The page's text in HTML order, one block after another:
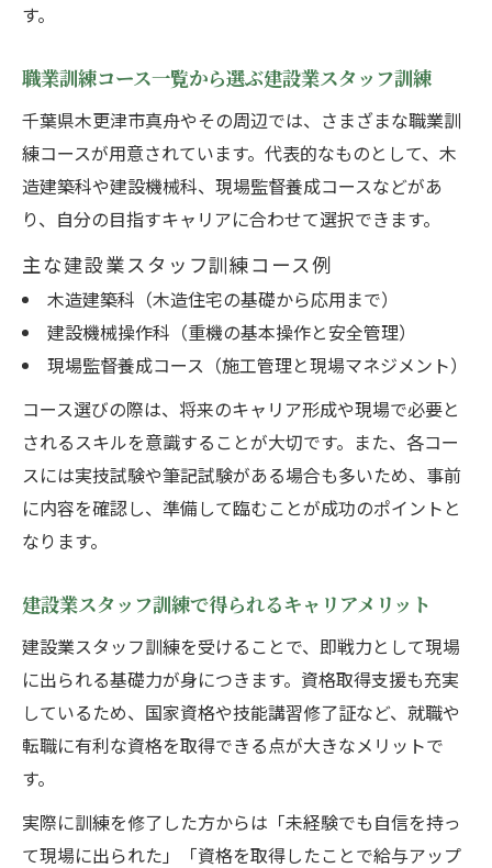
建設業スタッフ訓練で目指せる資格一覧と
特徴
資格取得支援が充実した建設業スタッフ訓
練
資格取得後の建設業スタッフキャリアアッ
プ術
職業訓練と資格取得がもたらす将来展望
建設業スタッフ訓練で得られる資格と現場
力
建設業スタッフ訓練で描く安定した将来像
建設業スタッフ訓練による安定就職の実現
方法
長期キャリアを支える建設業スタッフ訓練
活用術
建設業スタッフ訓練がもたらす福利厚生の
魅力
地域で安定を得る建設業スタッフ訓練の選
び方
す。
職業訓練コース一覧から選ぶ建設業スタッフ訓練
千葉県木更津市真舟やその周辺では、さまざまな職業訓
練コースが用意されています。代表的なものとして、木
造建築科や建設機械科、現場監督養成コースなどがあ
り、自分の目指すキャリアに合わせて選択できます。
主な建設業スタッフ訓練コース例
木造建築科（木造住宅の基礎から応用まで）
建設機械操作科（重機の基本操作と安全管理）
現場監督養成コース（施工管理と現場マネジメント）
コース選びの際は、将来のキャリア形成や現場で必要と
されるスキルを意識することが大切です。また、各コー
スには実技試験や筆記試験がある場合も多いため、事前
に内容を確認し、準備して臨むことが成功のポイントと
なります。
建設業スタッフ訓練で得られるキャリアメリット
建設業スタッフ訓練を受けることで、即戦力として現場
に出られる基礎力が身につきます。資格取得支援も充実
しているため、国家資格や技能講習修了証など、就職や
転職に有利な資格を取得できる点が大きなメリットで
す。
実際に訓練を修了した方からは「未経験でも自信を持っ
て現場に出られた」「資格を取得したことで給与アップ